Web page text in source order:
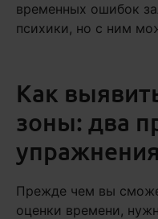
временных ошибок
психики, но с ним
Как
зоны: два
упражнения
Прежде чем вы
оценки времени,